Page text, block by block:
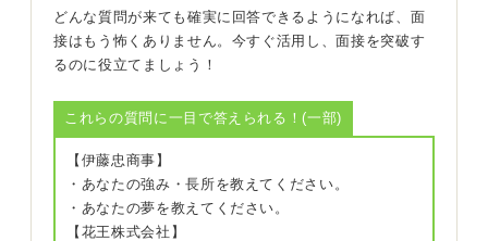
業界に関する基本的な知識を少し調べて、より本気度を
伝えていきましょう。
どんな質問が来ても確実に回答できるようになれば、面
接はもう怖くありません。今すぐ活用し、面接を突破す
るのに役立てましょう！
これらの質問に一目で答えられる！(一部)
【伊藤忠商事】
・あなたの強み・長所を教えてください。
・あなたの夢を教えてください。
【花王株式会社】